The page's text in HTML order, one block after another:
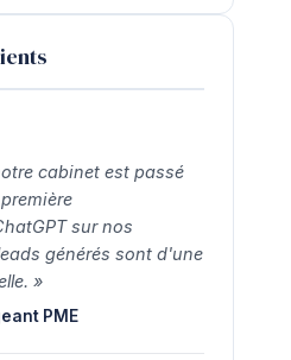
cabinet est passé
sur nos
générés sont d'une
»
PME